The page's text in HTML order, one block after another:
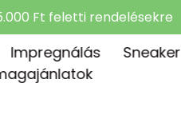
Ft feletti rendelésekre
Impregnálás Sneaker